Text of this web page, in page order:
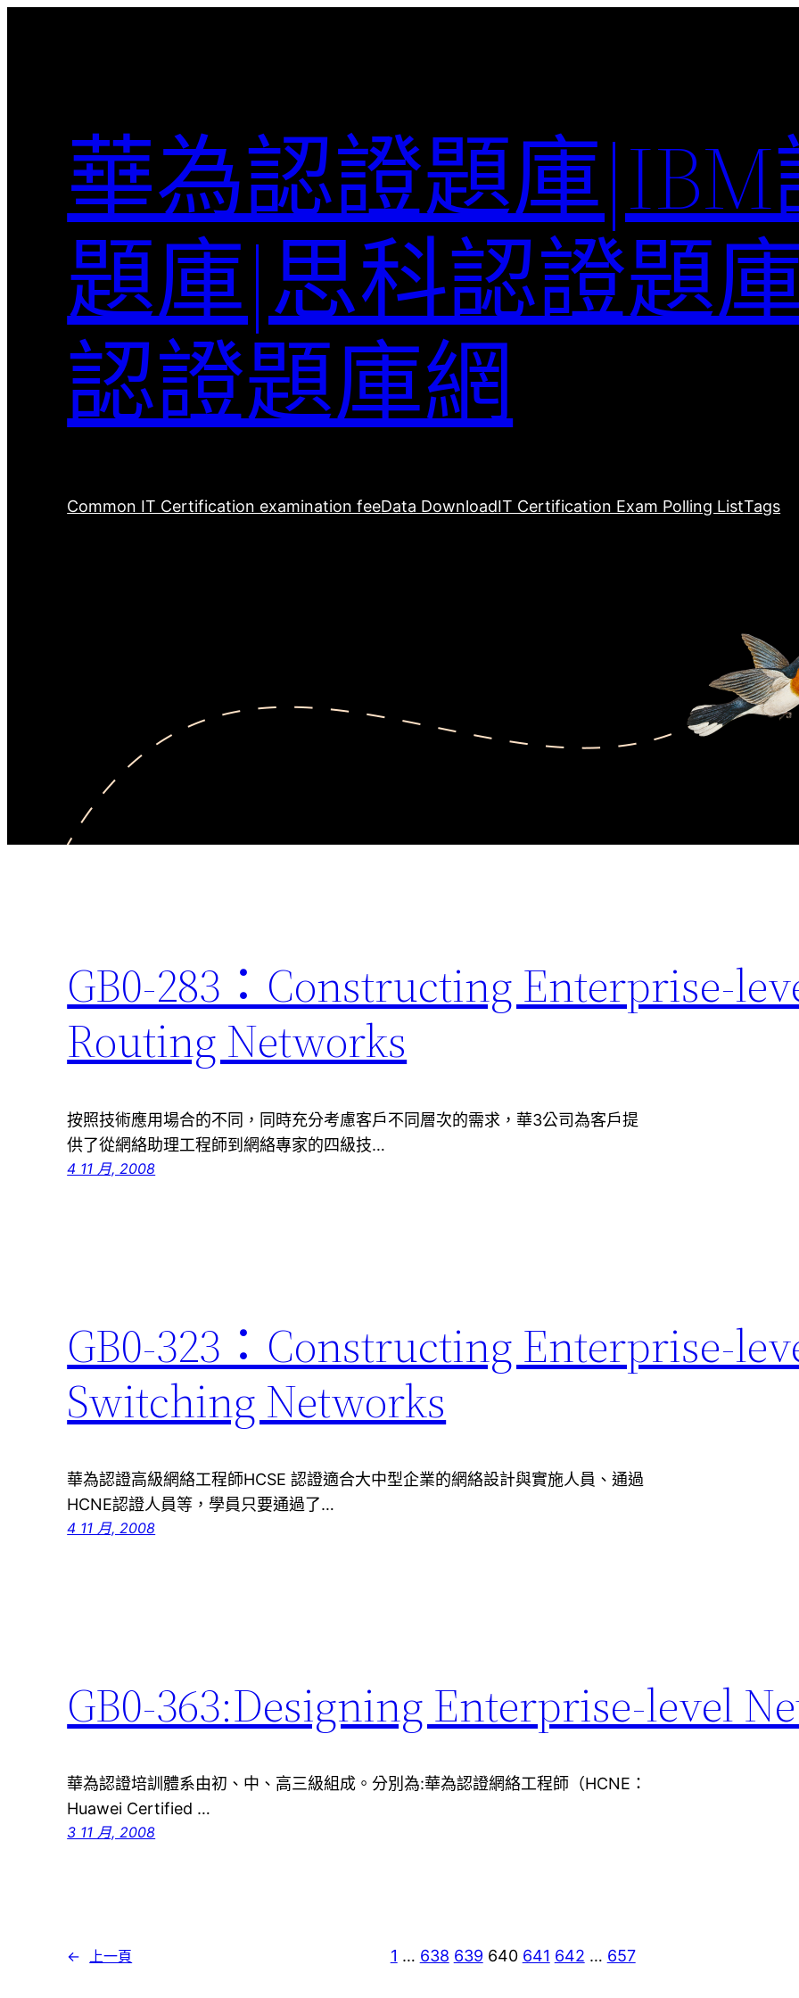
華為認證題庫
題庫|思科認證題
認證題庫網
Common IT Certification examination feeData DownloadIT Certification Exam Polling ListTags
GB0-283：Constructing Enterprise-
Routing Networks
按照技術應用場合的不同，同時充分考慮客戶不同層次的需求，華3公司為客戶提
供了從網絡助理工程師到網絡專家的四級技…
4 11 月, 2008
GB0-323：Constructing Enterprise-
Switching Networks
華為認證高級網絡工程師HCSE 認證適合大中型企業的網絡設計與實施人員、通過
HCNE認證人員等，學員只要通過了…
4 11 月, 2008
GB0-363:Designing Enterprise-level
華為認證培訓體系由初、中、高三級組成。分別為:華為認證網絡工程師（HCNE：
Huawei Certified …
3 11 月, 2008
← 上一頁 1 … 638 639 640 641 642 … 657